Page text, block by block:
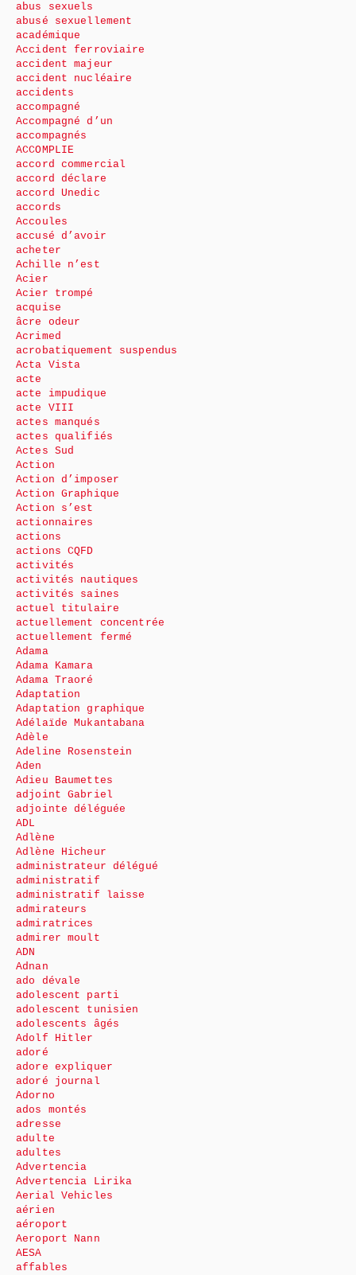
abus sexuels
abusé sexuellement
académique
Accident ferroviaire
accident majeur
accident nucléaire
accidents
accompagné
Accompagné d’un
accompagnés
ACCOMPLIE
accord commercial
accord déclare
accord Unedic
accords
Accoules
accusé d’avoir
acheter
Achille n’est
Acier
Acier trompé
acquise
âcre odeur
Acrimed
acrobatiquement suspendus
Acta Vista
acte
acte impudique
acte VIII
actes manqués
actes qualifiés
Actes Sud
Action
Action d’imposer
Action Graphique
Action s’est
actionnaires
actions
actions CQFD
activités
activités nautiques
activités saines
actuel titulaire
actuellement concentrée
actuellement fermé
Adama
Adama Kamara
Adama Traoré
Adaptation
Adaptation graphique
Adélaïde Mukantabana
Adèle
Adeline Rosenstein
Aden
Adieu Baumettes
adjoint Gabriel
adjointe déléguée
ADL
Adlène
Adlène Hicheur
administrateur délégué
administratif
administratif laisse
admirateurs
admiratrices
admirer moult
ADN
Adnan
ado dévale
adolescent parti
adolescent tunisien
adolescents âgés
Adolf Hitler
adoré
adore expliquer
adoré journal
Adorno
ados montés
adresse
adulte
adultes
Advertencia
Advertencia Lirika
Aerial Vehicles
aérien
aéroport
Aeroport Nann
AESA
affables